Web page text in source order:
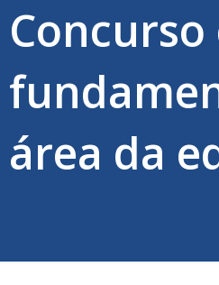
área da